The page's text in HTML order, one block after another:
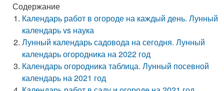
Содержание
Календарь работ в огороде на каждый день. Лунный
календарь vs наука
Лунный календарь садовода на сегодня. Лунный
календарь огородника на 2022 год
Календарь огородника таблица. Лунный посевной
календарь на 2021 год